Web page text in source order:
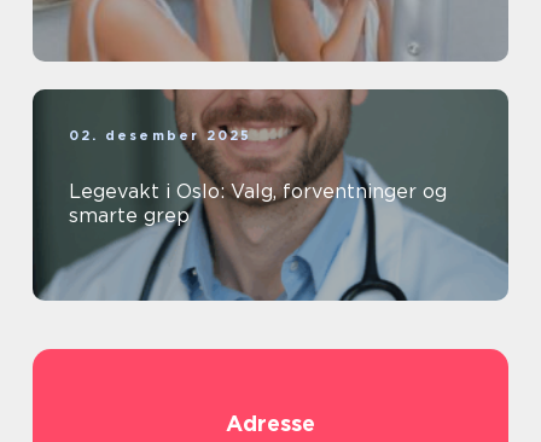
02. desember 2025
Legevakt i Oslo: Valg, forventninger og
smarte grep
Adresse